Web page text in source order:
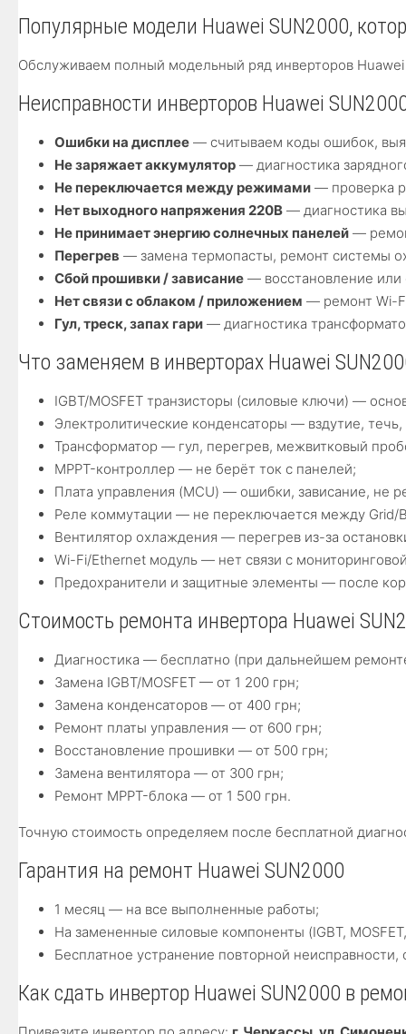
Популярные модели Huawei SUN2000,
Обслуживаем полный модельный ряд инверторов Huawei
Неисправности инверторов Huawei
Ошибки на дисплее — считываем коды ошибок,
Не заряжает аккумулятор — диагностика
Не переключается между режимами — проверка
Нет выходного напряжения 220В — диагностика
Не принимает энергию солнечных панелей —
Перегрев — замена термопасты, ремонт системы
Сбой прошивки / зависание — восстановление или
Нет связи с облаком / приложением — ремонт Wi-
Гул, треск, запах гари — диагностика
Что заменяем в инверторах Huawei
IGBT/MOSFET транзисторы (силовые ключи) —
Электролитические конденсаторы — вздутие,
Трансформатор — гул, перегрев, межвитковый
MPPT-контроллер — не берёт ток с панелей;
Плата управления (MCU) — ошибки, зависание, не
Реле коммутации — не переключается между Grid/
Вентилятор охлаждения — перегрев из-за
Wi-Fi/Ethernet модуль — нет связи с
Предохранители и защитные элементы — после
Стоимость ремонта инвертора Huawei
Диагностика — бесплатно (при дальнейшем
Замена IGBT/MOSFET — от 1 200 грн;
Замена конденсаторов — от 400 грн;
Ремонт платы управления — от 600 грн;
Восстановление прошивки — от 500 грн;
Замена вентилятора — от 300 грн;
Ремонт MPPT-блока — от 1 500 грн.
Точную стоимость определяем после бесплатной
Гарантия на ремонт Huawei SUN2000
1 месяц — на все выполненные работы;
На замененные силовые компоненты (IGBT,
Бесплатное устранение повторной
Как сдать инвертор Huawei SUN2000 в